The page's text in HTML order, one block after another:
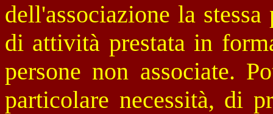
dell'associazione la
di attività prestata in
persone non associate.
particolare necessità, di